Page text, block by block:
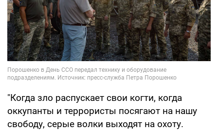
"Когда зло распускает свои когти, когда
оккупанты и террористы посягают на нашу
свободу, серые волки выходят на охоту.